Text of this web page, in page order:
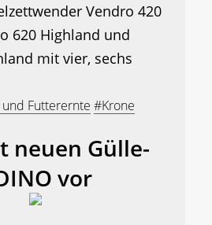
Vendro 420
620 Highland und
mit vier, sechs
Futterernte #Krone
neuen Gülle-
vor